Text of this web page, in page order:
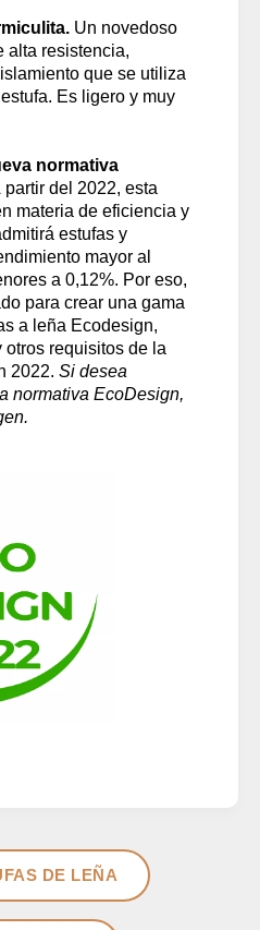
Un novedoso
alta resistencia,
que se utiliza
Es ligero y muy
normativa
partir del 2022, esta
materia de eficiencia y
estufas y
mayor al
a 0,12%. Por eso,
para crear una gama
a leña Ecodesign,
requisitos de la
2022. Si desea
normativa EcoDesign,
DE LEÑA